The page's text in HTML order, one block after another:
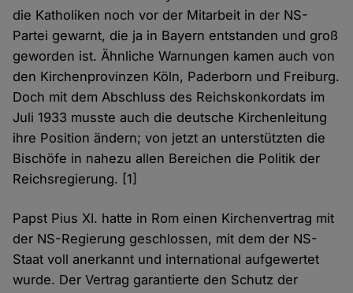
die Katholiken noch vor der Mitarbeit in der NS-
Partei gewarnt, die ja in Bayern entstanden und groß
geworden ist. Ähnliche Warnungen kamen auch von
den Kirchenprovinzen Köln, Paderborn und Freiburg.
Doch mit dem Abschluss des Reichskonkordats im
Juli 1933 musste auch die deutsche Kirchenleitung
ihre Position ändern; von jetzt an unterstützten die
Bischöfe in nahezu allen Bereichen die Politik der
Reichsregierung. [1]
Papst Pius XI. hatte in Rom einen Kirchenvertrag mit
der NS-Regierung geschlossen, mit dem der NS-
Staat voll anerkannt und international aufgewertet
wurde. Der Vertrag garantierte den Schutz der